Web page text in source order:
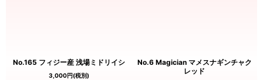
No.165 フィジー産 浅場ミドリイシ
3,000円(税別)
No.6 Magician マメスナギンチャク
レッド